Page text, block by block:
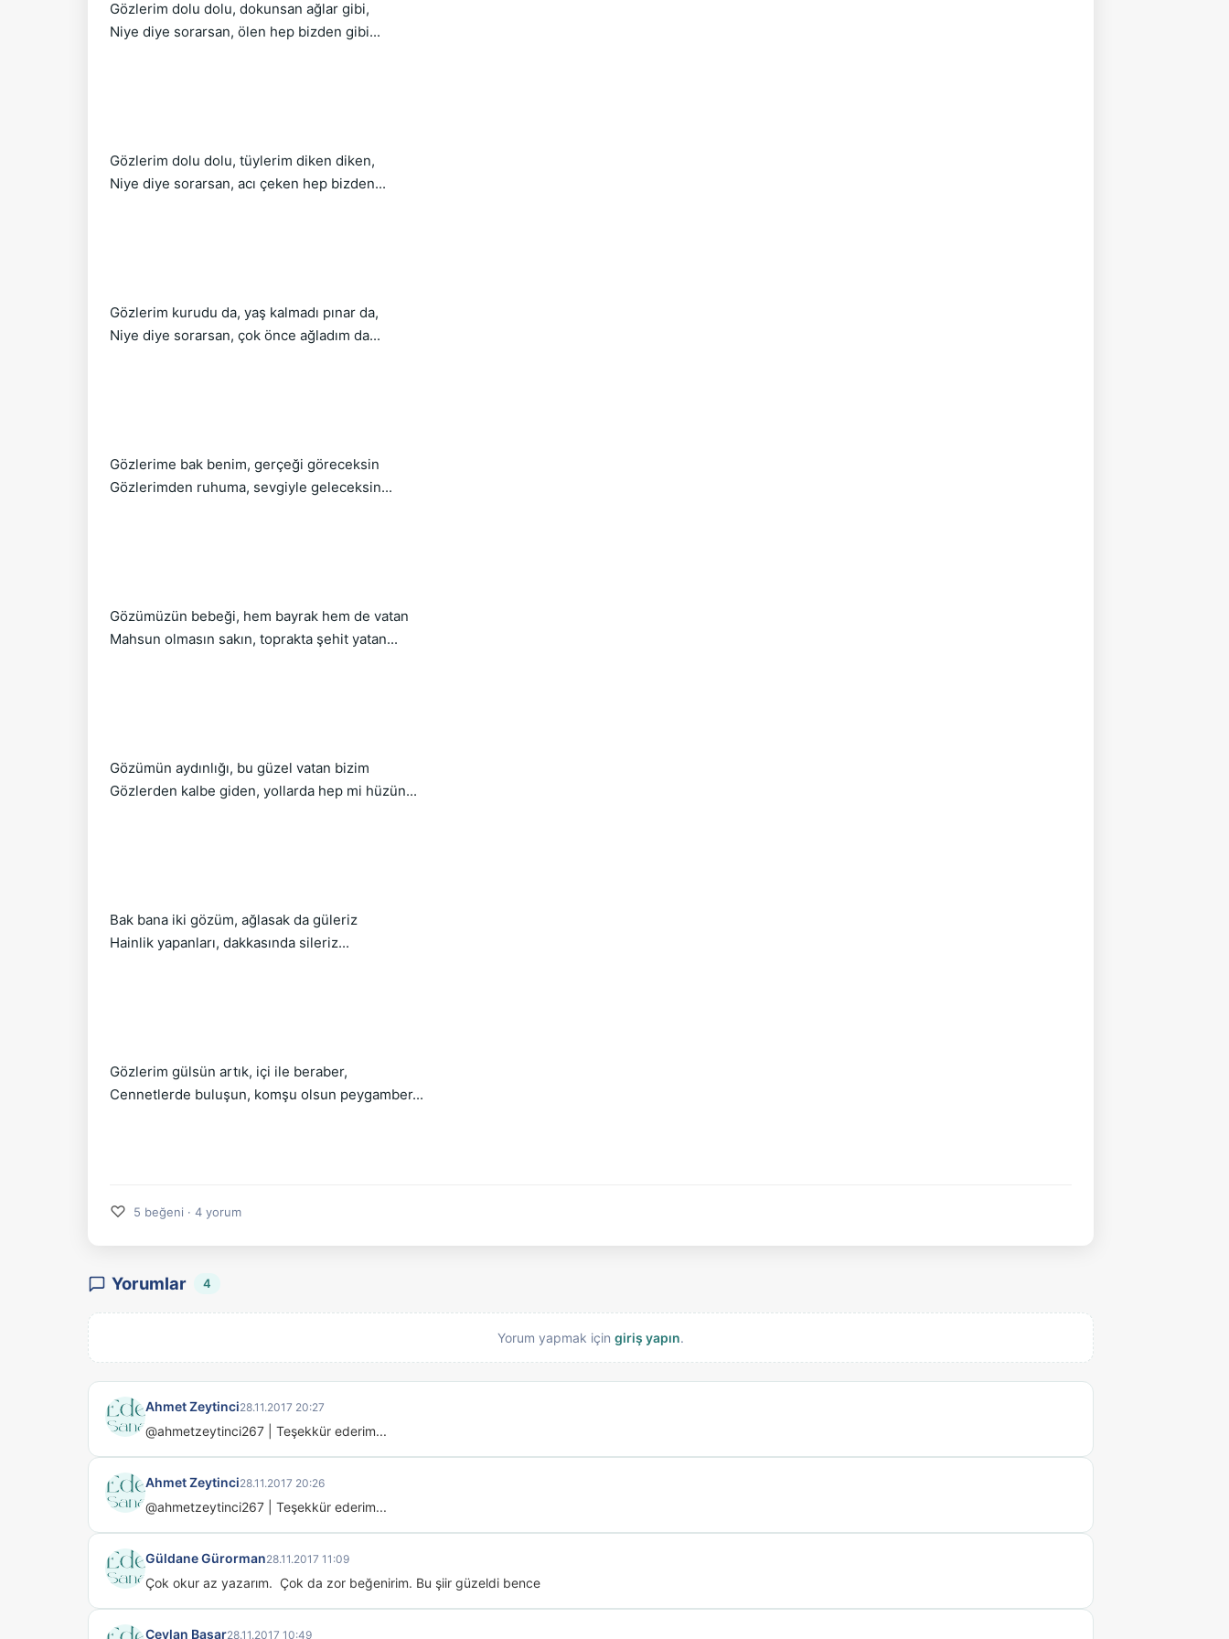
Gözlerim dolu dolu, dokunsan ağlar gibi,
Niye diye sorarsan, ölen hep bizden gibi...
Gözlerim dolu dolu, tüylerim diken diken,
Niye diye sorarsan, acı çeken hep bizden...
Gözlerim kurudu da, yaş kalmadı pınar da,
Niye diye sorarsan, çok önce ağladım da...
Gözlerime bak benim, gerçeği göreceksin
Gözlerimden ruhuma, sevgiyle geleceksin...
Gözümüzün bebeği, hem bayrak hem de vatan
Mahsun olmasın sakın, toprakta şehit yatan...
Gözümün aydınlığı, bu güzel vatan bizim
Gözlerden kalbe giden, yollarda hep mi hüzün...
Bak bana iki gözüm, ağlasak da güleriz
Hainlik yapanları, dakkasında sileriz...
Gözlerim gülsün artık, içi ile beraber,
Cennetlerde buluşun, komşu olsun peygamber...
♡ 5 beğeni · 4 yorum
Yorumlar 4
Yorum yapmak için giriş yapın.
Ahmet Zeytinci28.11.2017 20:27
@ahmetzeytinci267 | Teşekkür ederim...
Ahmet Zeytinci28.11.2017 20:26
@ahmetzeytinci267 | Teşekkür ederim...
Güldane Gürorman28.11.2017 11:09
Çok okur az yazarım.  Çok da zor beğenirim. Bu şiir güzeldi bence
Ceylan Başar28.11.2017 10:49